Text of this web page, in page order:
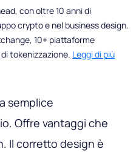
con oltre 10 anni di
crypto e nel business design.
10+ piattaforme
tokenizzazione. Leggi di più
semplice
Offre vantaggi che
Il corretto design è